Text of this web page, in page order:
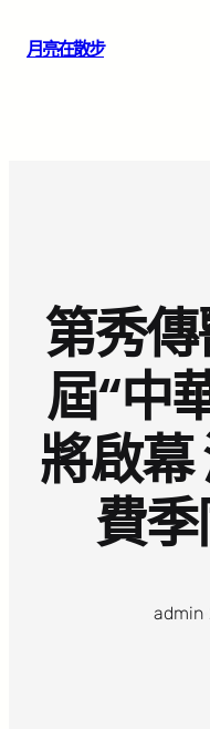
月亮在散步
第秀
屆“中
將啟幕
費
admin·